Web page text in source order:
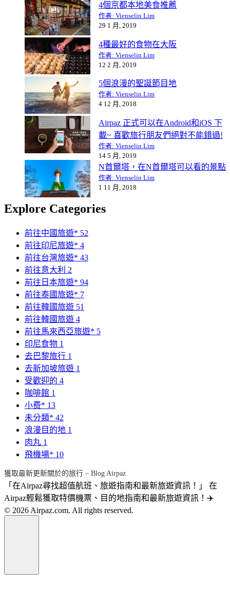
4個京都本地美食推薦
作者: Vienselin Lim
29 1 月, 2019
4種最好的食物在大阪
作者: Vienselin Lim
12 2 月, 2019
5個浪漫的聖誕節目地
作者: Vienselin Lim
4 12 月, 2018
Airpaz 正式可以在Android和iOS 下
載~ 喜歡旅行朋友們絕對不能錯過!
作者: Vienselin Lim
14 5 月, 2019
N首爾塔，在N首爾塔可以看的景點
作者: Vienselin Lim
1 11 月, 2018
Explore Categories
前往中國旅遊* 52
前往印尼旅遊* 4
前往台灣旅遊* 43
前往意大利 2
前往日本旅遊* 94
前往泰國旅遊* 7
前往韓國旅遊 51
前往韓國旅遊 4
前往馬來西亞旅遊* 5
印尼食物 1
去巴黎旅行 1
去新加坡旅遊 1
受歡迎的 4
咖啡館 1
小费* 13
未分類* 42
浪漫目的地 1
肉丸 1
飛機場* 10
獲取最新更新關於的旅行 – Blog Airpaz
「在Airpaz尋找超值航班、旅遊指南和最新旅遊資訊！」 在
Airpaz輕鬆獲取特價機票、目的地指南和最新旅遊資訊！✈️
© 2026 Airpaz.com. All rights reserved.